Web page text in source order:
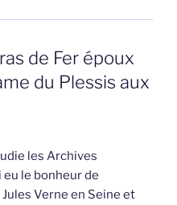
de Fer époux
du Plessis aux
les Archives
eu le bonheur de
Verne en Seine et